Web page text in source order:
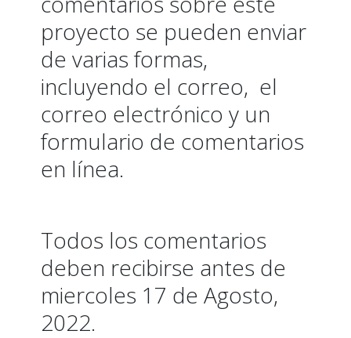
proyecto se pueden enviar
de varias formas,
incluyendo el correo, el
correo electrónico y un
formulario de comentarios
en línea.
Todos los comentarios
deben recibirse antes de
miercoles 17 de Agosto,
2022.